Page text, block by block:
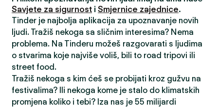
Savjete za sigurnost i Smjernice zajednice.
Tinder je najbolja aplikacija za upoznavanje novih
ljudi. Tražiš nekoga sa sličnim interesima? Nema
problema. Na Tinderu možeš razgovarati s ljudima
o stvarima koje najviše voliš, bili to road tripovi ili
street food.
Tražiš nekoga s kim ćeš se probijati kroz gužvu na
festivalima? Ili nekoga kome je stalo do klimatskih
promjena koliko i tebi? Iza nas je 55 milijardi